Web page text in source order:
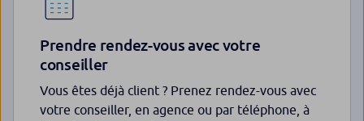
Prendre rendez-vous avec votre
conseiller
Vous êtes déjà client ? Prenez rendez-vous avec
votre conseiller, en agence ou par téléphone, à